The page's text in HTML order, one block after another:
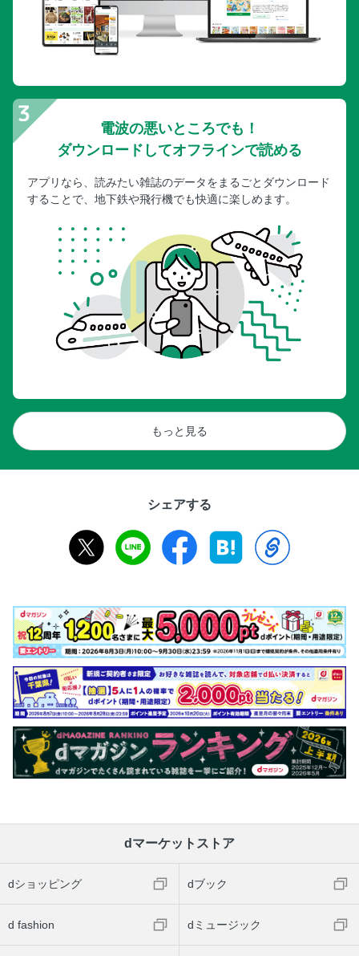
電波の悪いところでも！
ダウンロードしてオフラインで読める
アプリなら、読みたい雑誌のデータをまるごとダウンロード
することで、地下鉄や飛行機でも快適に楽しめます。
もっと見る
シェアする
dマーケットストア
dショッピング dブック
d fashion dミュージック